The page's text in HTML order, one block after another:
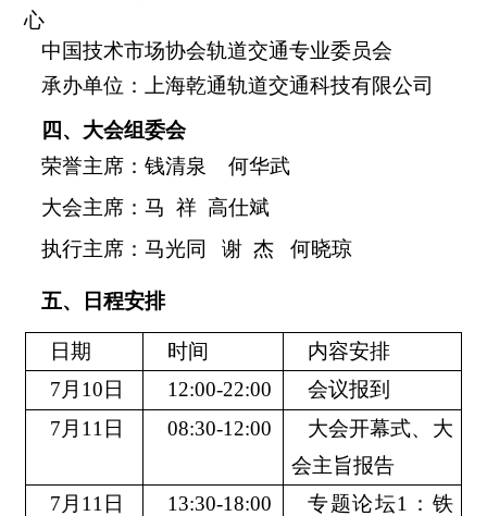
心
中国技术市场协会轨道交通专业委员会
承办单位：上海乾通轨道交通科技有限公司
四、 大会组委会
荣誉主席：钱清泉
何华武
大会主席：马 祥 高仕斌
执行主席：马光同
谢 杰 何晓琼
五、 日程安排
日期 时间
内容安排
7月10日
12:00-22:00
会议报到
7月11日
08:30-12:00
大会开幕式、大
会主旨报告
7月11日
13:30-18:00 专题论坛1：铁